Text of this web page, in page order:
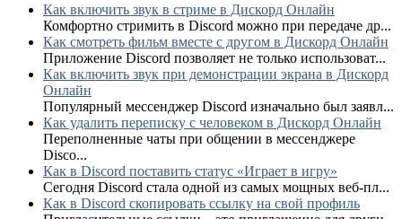
Как включить звук в стриме в Дискорд Онлайн
Комфортно стримить в Discord можно при передаче др...
Как смотреть фильм вместе с другом в Дискорд Онлайн
Приложение Discord позволяет не только использоват...
Как включить звук при демонстрации экрана в Дискорд
Онлайн
Популярный мессенджер Discord изначально был заявл...
Как удалить переписку с человеком в Дискорд Онлайн
Переполненные чаты при общении в мессенджере
Disco...
Как в Discord поставить статус «Играет в игру»
Сегодня Discord стала одной из самых мощных веб-пл...
Как в Discord скопировать ссылку на свой профиль